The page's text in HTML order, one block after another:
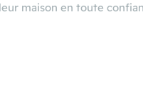
maison en toute